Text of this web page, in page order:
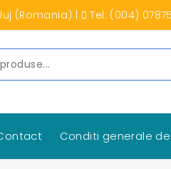
(Romania) Tel: (004)
Conditi generale